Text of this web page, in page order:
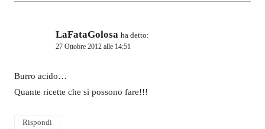
LaFataGolosa ha detto:
27 Ottobre 2012 alle 14:51
Burro acido…
Quante ricette che si possono fare!!!
Rispondi